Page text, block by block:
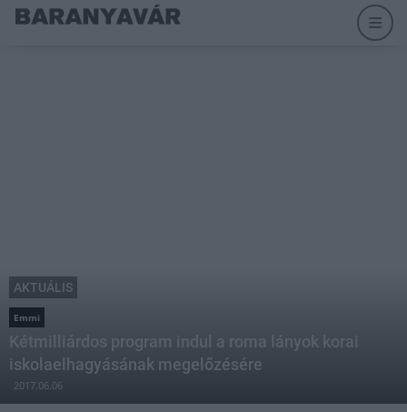
AKTUÁLIS
Emmi
Kétmilliárdos program indul a roma lányok korai
iskolaelhagyásának megelőzésére
2017.06.06